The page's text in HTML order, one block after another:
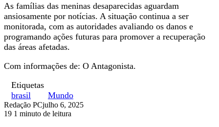
As famílias das meninas desaparecidas aguardam
ansiosamente por notícias. A situação continua a ser
monitorada, com as autoridades avaliando os danos e
programando ações futuras para promover a recuperação
das áreas afetadas.
Com informações de: O Antagonista.
Etiquetas
brasil
Mundo
Redação PCjulho 6, 2025
19 1 minuto de leitura